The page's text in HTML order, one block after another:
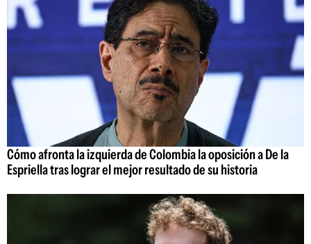
Cómo afronta la izquierda de Colombia la oposición a De la
Espriella tras lograr el mejor resultado de su historia